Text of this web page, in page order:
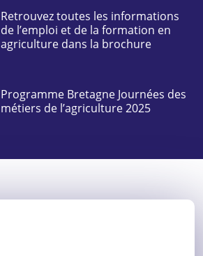
Retrouvez toutes les informations
de l’emploi et de la formation en
agriculture dans la brochure
Programme Bretagne Journées des
métiers de l’agriculture 2025